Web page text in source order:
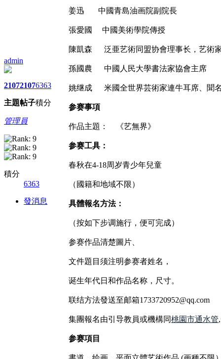
admin
2107
主題
2107
帖子
6363
積分
管理員
積分
6363
發消息
姜迅 中國青島油画院副院長
張愛國 中國美術學院傳授
陳凱森 泛亜艺術同盟协會理事长，艺術
孫國農 中國人民大學書法家協會主席
姚继成 米國全世界芸術家連牛耳席、聞
参赛事項
作品主題： 《艺無界》
参赛工具：
春秋在4-18周岁青少年兒童
（國籍和地域不限）
具體報名方法：
（按如下步调施行，便可完成）
参赛作品清楚圖片、
文件題目须注明参赛者姓名，
诞生年代日和作品名称，尺寸。
联结方法發送至邮箱1733720952@qq.com
集團報名由引导教員或機構同桃園市通水管
参赛項目